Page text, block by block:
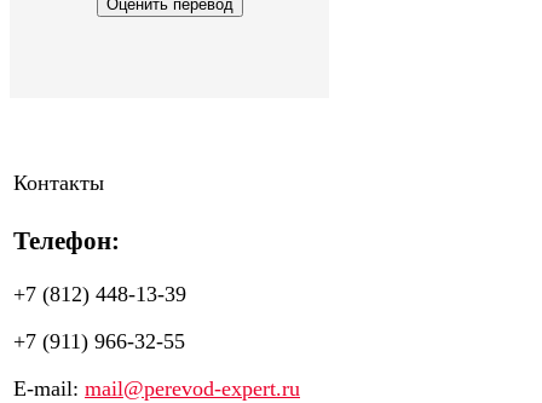
Контакты
Телефон:
+7 (812) 448-13-39
+7 (911) 966-32-55
E-mail: mail@perevod-expert.ru